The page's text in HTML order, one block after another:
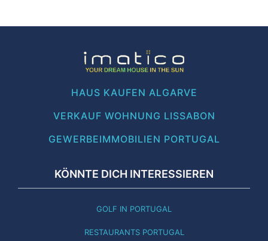
HAUS KAUFEN ALGARVE
VERKAUF WOHNUNG LISSABON
GEWERBEIMMOBILIEN PORTUGAL
KÖNNTE DICH INTERESSIEREN
GOLF IN PORTUGAL
RESTAURANTS PORTUGAL